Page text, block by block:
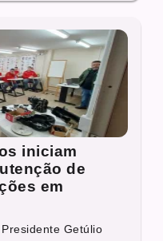
iniciam
de
em
Getúlio